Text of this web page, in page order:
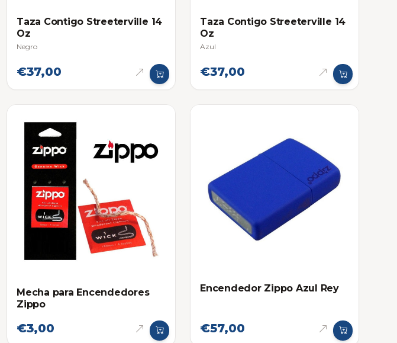
Taza Contigo Streeterville 14
Oz
Negro
€37,00
Taza Contigo Streeterville 14
Oz
Azul
€37,00
Mecha para Encendedores
Zippo
€3,00
Encendedor Zippo Azul Rey
€57,00